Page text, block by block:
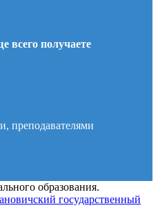
всего получаете
преподавателями
образования.
государственный